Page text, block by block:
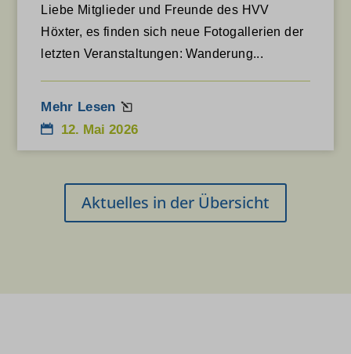
12. Mai 2026
Liebe Mitglieder und Freunde des HVV
Höxter, es finden sich neue Fotogallerien der
letzten Veranstaltungen: Wanderung...
Mehr Lesen
Aktuelles in der Übersicht